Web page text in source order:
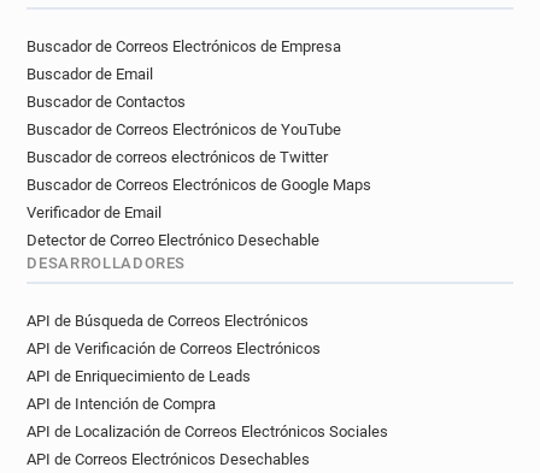
Buscador de Correos Electrónicos de Empresa
Buscador de Email
Buscador de Contactos
Buscador de Correos Electrónicos de YouTube
Buscador de correos electrónicos de Twitter
Buscador de Correos Electrónicos de Google Maps
Verificador de Email
Detector de Correo Electrónico Desechable
DESARROLLADORES
API de Búsqueda de Correos Electrónicos
API de Verificación de Correos Electrónicos
API de Enriquecimiento de Leads
API de Intención de Compra
API de Localización de Correos Electrónicos Sociales
API de Correos Electrónicos Desechables